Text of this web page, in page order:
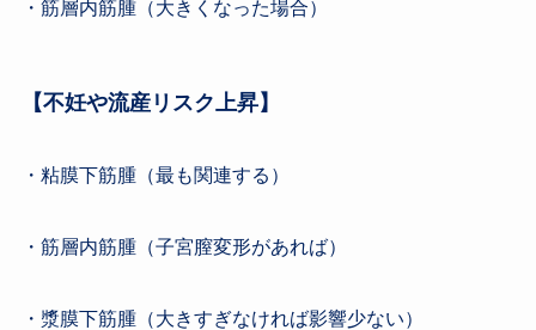
・筋層内筋腫（大きくなった場合）
【不妊や流産リスク上昇】
・粘膜下筋腫（最も関連する）
・筋層内筋腫（子宮膣変形があれば）
・漿膜下筋腫（大きすぎなければ影響少ない）